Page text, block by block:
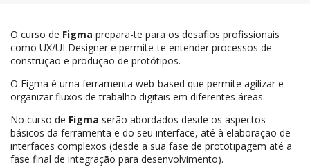
O curso de Figma prepara-te para os desafios profissionais
como UX/UI Designer e permite-te entender processos de
construção e produção de protótipos.
O Figma é uma ferramenta web-based que permite agilizar e
organizar fluxos de trabalho digitais em diferentes áreas.
No curso de Figma serão abordados desde os aspectos
básicos da ferramenta e do seu interface, até à elaboração de
interfaces complexos (desde a sua fase de prototipagem até a
fase final de integração para desenvolvimento).